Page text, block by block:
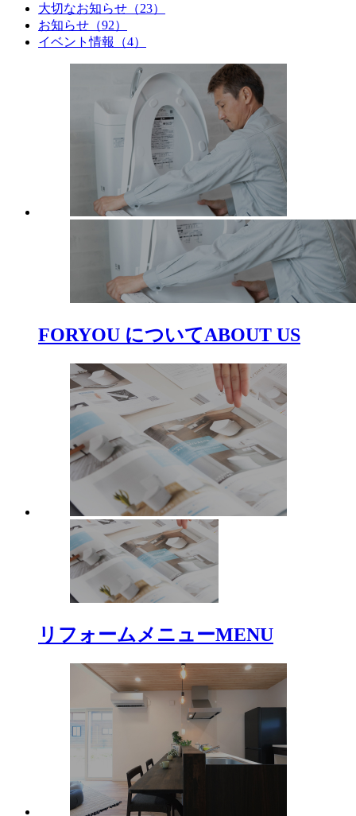
大切なお知らせ（23）
お知らせ（92）
イベント情報（4）
FORYOU についてABOUT US
リフォームメニューMENU